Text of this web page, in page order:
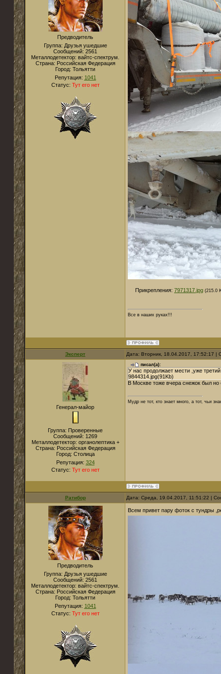
Предводитель
Группа: Друзья ушедшие
Сообщений: 2561
Металлодетектор: вайтс-спектрум.
Страна: Российская Федерация
Город: Тольятти
Репутация: 1041
Статус: Тут его нет
Прикрепления: 7971317.jpg (215.0
Все в наших руках!!!
Эксперт Дата: Вторник, 18.04.2017, 17:52:17
Генерал-майор
Группа: Проверенные
Сообщений: 1269
Металлодетектор: органолептика +
Страна: Российская Федерация
Город: Столица
Репутация: 324
Статус: Тут его нет
писал(а):
У нас продолжает мести ,уже
9844314.jpg(91Kb)
В Москве тоже вчера снежок был
Мудр не тот, кто знает много, а тот, чьи
Ратибор Дата: Среда, 19.04.2017, 11:51:22 |
Предводитель
Группа: Друзья ушедшие
Сообщений: 2561
Металлодетектор: вайтс-спектрум.
Страна: Российская Федерация
Город: Тольятти
Репутация: 1041
Статус: Тут его нет
Всем привет пару фоток с тундры